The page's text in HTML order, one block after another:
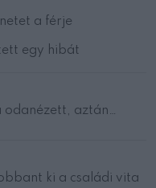
a férje
egy hibát
odanézett, aztán…
ki a családi vita